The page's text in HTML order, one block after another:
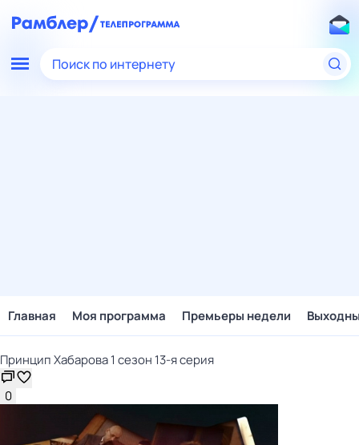
Поиск по интернету
Главная Моя программа Премьеры недели
Принцип Хабарова 1 сезон 13-я серия
0